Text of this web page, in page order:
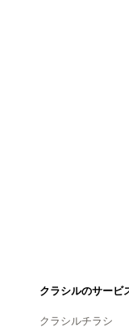
クラシルのサービ
クラシルチラシ